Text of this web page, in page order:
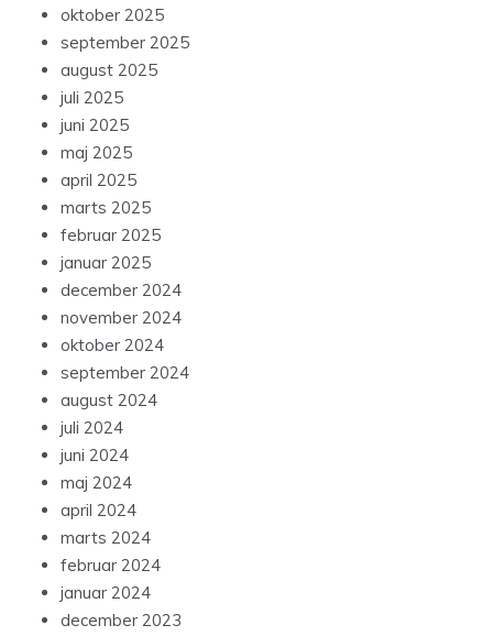
oktober 2025
september 2025
august 2025
juli 2025
juni 2025
maj 2025
april 2025
marts 2025
februar 2025
januar 2025
december 2024
november 2024
oktober 2024
september 2024
august 2024
juli 2024
juni 2024
maj 2024
april 2024
marts 2024
februar 2024
januar 2024
december 2023